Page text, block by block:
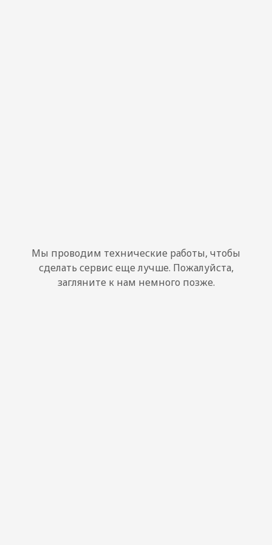
Мы проводим технические работы, чтобы
сделать сервис еще лучше. Пожалуйста,
загляните к нам немного позже.